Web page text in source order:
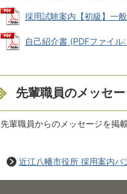
採用試験案内【初級】一
自己紹介書 (PDFファイル
先輩職員のメッセ
先輩職員からのメッセージを掲
近江八幡市役所 採用案内パ